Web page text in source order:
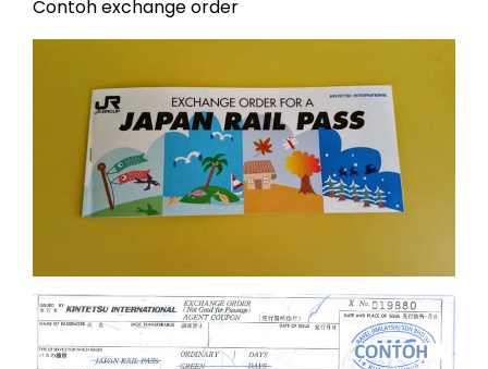
Contoh exchange order